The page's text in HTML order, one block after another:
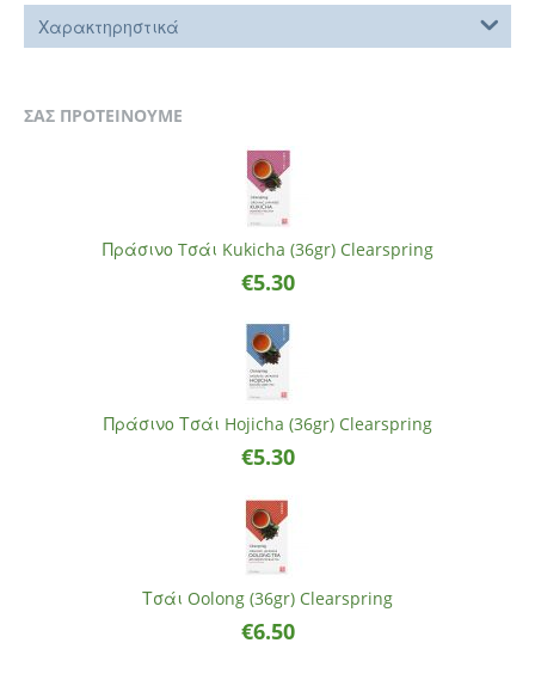
Χαρακτηρηστικά
ΣΑΣ ΠΡΟΤΕΙΝΟΥΜΕ
Πράσινο Tσάι Kukicha (36gr) Clearspring
€5.30
Πράσινο Τσάι Hojicha (36gr) Clearspring
€5.30
Τσάι Oolong (36gr) Clearspring
€6.50